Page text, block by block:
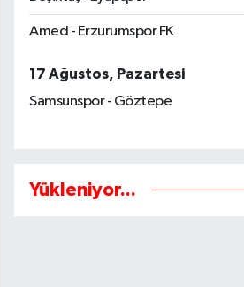
Amed - Erzurumspor FK
17 Ağustos, Pazartesi
Samsunspor - Göztepe
Yükleniyor...